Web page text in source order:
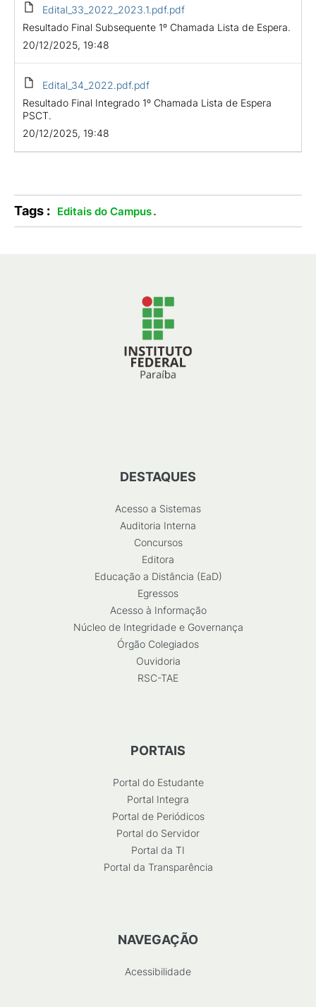
Edital_33_2022_2023.1.pdf.pdf
Resultado Final Subsequente 1º Chamada Lista de Espera.
20/12/2025, 19:48
Edital_34_2022.pdf.pdf
Resultado Final Integrado 1º Chamada Lista de Espera
PSCT.
20/12/2025, 19:48
Tags : Editais do Campus.
DESTAQUES
Acesso a Sistemas
Auditoria Interna
Concursos
Editora
Educação a Distância (EaD)
Egressos
Acesso à Informação
Núcleo de Integridade e Governança
Órgão Colegiados
Ouvidoria
RSC-TAE
PORTAIS
Portal do Estudante
Portal Integra
Portal de Periódicos
Portal do Servidor
Portal da TI
Portal da Transparência
NAVEGAÇÃO
Acessibilidade